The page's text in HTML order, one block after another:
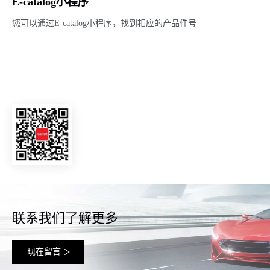
您可以通过E-catalog小程序，找到相应的产品件号
联系我们了解更多
现在留言